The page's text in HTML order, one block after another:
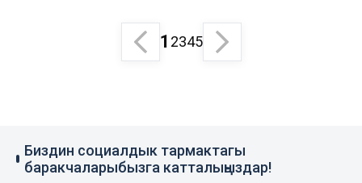
1 2345
Биздин социалдык тармактагы
баракчаларыбызга катталыңыздар!